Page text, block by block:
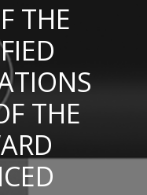
THE
THE